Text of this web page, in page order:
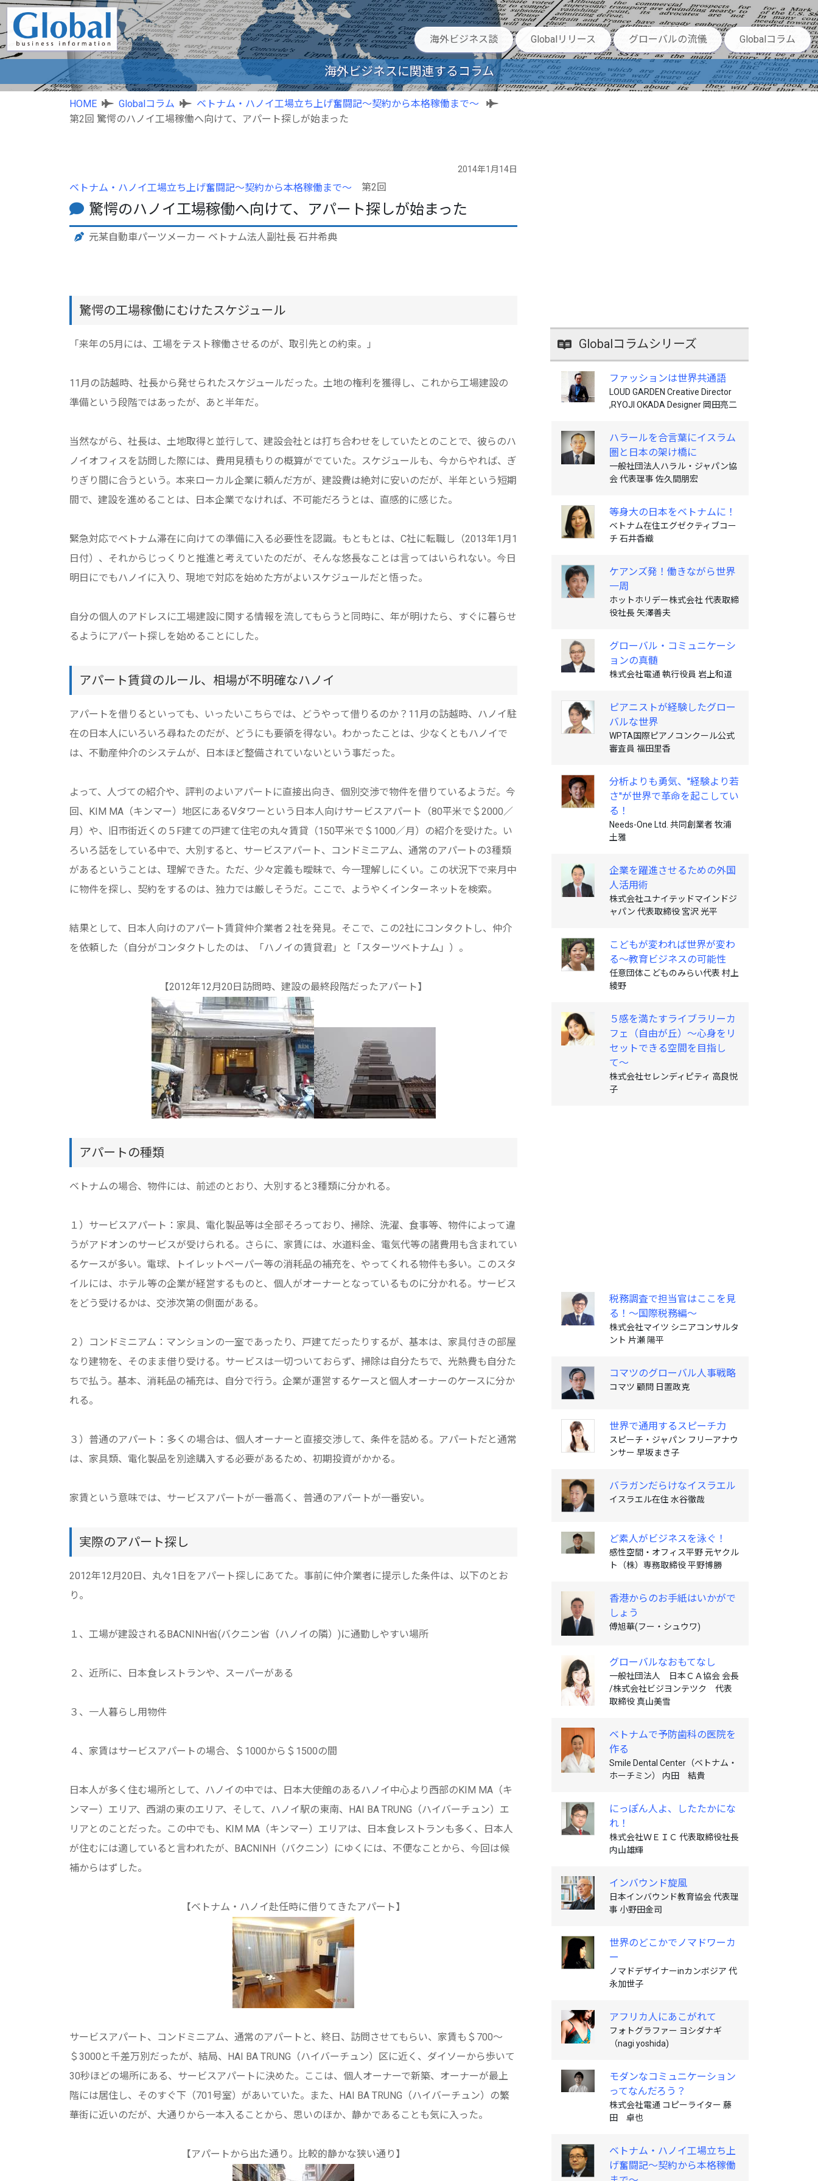
海外ビジネス談 Globalリリース グローバルの流儀 Globalコラム
海外ビジネスに関連するコラム
HOME Globalコラム
ベトナム・ハノイ工場立ち上げ奮闘記〜契約から本格稼働まで〜
第2回 驚愕のハノイ工場稼働へ向けて、アパート探しが始まった
2014年1月14日
ベトナム・ハノイ工場立ち上げ奮闘記〜契約から本格稼働まで〜 第2回
驚愕のハノイ工場稼働へ向けて、アパート探しが始まった
元某自動車パーツメーカー ベトナム法人副社長 石井希典
驚愕の工場稼働にむけたスケジュール
「来年の5月には、工場をテスト稼働させるのが、取引先との約束。」
11月の訪越時、社長から発せられたスケジュールだった。土地の権利を獲得し、これから工場建設の
準備という段階ではあったが、あと半年だ。
当然ながら、社長は、土地取得と並行して、建設会社とは打ち合わせをしていたとのことで、彼らのハ
ノイオフィスを訪問した際には、費用見積もりの概算がでていた。スケジュールも、今からやれば、ぎ
りぎり間に合うという。本来ローカル企業に頼んだ方が、建設費は絶対に安いのだが、半年という短期
間で、建設を進めることは、日本企業でなければ、不可能だろうとは、直感的に感じた。
緊急対応でベトナム滞在に向けての準備に入る必要性を認識。もともとは、C社に転職し（2013年1月1
日付）、それからじっくりと推進と考えていたのだが、そんな悠長なことは言ってはいられない。今日
明日にでもハノイに入り、現地で対応を始めた方がよいスケジュールだと悟った。
自分の個人のアドレスに工場建設に関する情報を流してもらうと同時に、年が明けたら、すぐに暮らせ
るようにアパート探しを始めることにした。
アパート賃貸のルール、相場が不明確なハノイ
アパートを借りるといっても、いったいこちらでは、どうやって借りるのか？11月の訪越時、ハノイ駐
在の日本人にいろいろ尋ねたのだが、どうにも要領を得ない。わかったことは、少なくともハノイで
は、不動産仲介のシステムが、日本ほど整備されていないという事だった。
よって、人づての紹介や、評判のよいアパートに直接出向き、個別交渉で物件を借りているようだ。今
回、KIM MA（キンマー）地区にあるVタワーという日本人向けサービスアパート（80平米で＄2000／
月）や、旧市街近くの５F建ての戸建て住宅の丸々賃貸（150平米で＄1000／月）の紹介を受けた。い
ろいろ話をしている中で、大別すると、サービスアパート、コンドミニアム、通常のアパートの3種類
があるということは、理解できた。ただ、少々定義も曖昧で、今一理解しにくい。この状況下で来月中
に物件を探し、契約をするのは、独力では厳しそうだ。ここで、ようやくインターネットを検索。
結果として、日本人向けのアパート賃貸仲介業者２社を発見。そこで、この2社にコンタクトし、仲介
を依頼した（自分がコンタクトしたのは、「ハノイの賃貸君」と「スターツベトナム」）。
【2012年12月20日訪問時、建設の最終段階だったアパート】
アパートの種類
ベトナムの場合、物件には、前述のとおり、大別すると3種類に分かれる。
１）サービスアパート：家具、電化製品等は全部そろっており、掃除、洗濯、食事等、物件によって違
うがアドオンのサービスが受けられる。さらに、家賃には、水道料金、電気代等の諸費用も含まれてい
るケースが多い。電球、トイレットペーパー等の消耗品の補充を、やってくれる物件も多い。このスタ
イルには、ホテル等の企業が経営するものと、個人がオーナーとなっているものに分かれる。サービス
をどう受けるかは、交渉次第の側面がある。
２）コンドミニアム：マンションの一室であったり、戸建てだったりするが、基本は、家具付きの部屋
なり建物を、そのまま借り受ける。サービスは一切ついておらず、掃除は自分たちで、光熱費も自分た
ちで払う。基本、消耗品の補充は、自分で行う。企業が運営するケースと個人オーナーのケースに分か
れる。
３）普通のアパート：多くの場合は、個人オーナーと直接交渉して、条件を詰める。アパートだと通常
は、家具類、電化製品を別途購入する必要があるため、初期投資がかかる。
家賃という意味では、サービスアパートが一番高く、普通のアパートが一番安い。
実際のアパート探し
2012年12月20日、丸々1日をアパート探しにあてた。事前に仲介業者に提示した条件は、以下のとお
り。
１、工場が建設されるBACNINH省(バクニン省（ハノイの隣）)に通勤しやすい場所
２、近所に、日本食レストランや、スーパーがある
３、一人暮らし用物件
４、家賃はサービスアパートの場合、＄1000から＄1500の間
日本人が多く住む場所として、ハノイの中では、日本大使館のあるハノイ中心より西部のKIM MA（キ
ンマー）エリア、西湖の東のエリア、そして、ハノイ駅の東南、HAI BA TRUNG（ハイバーチュン）エ
リアとのことだった。この中でも、KIM MA（キンマー）エリアは、日本食レストランも多く、日本人
が住むには適していると言われたが、BACNINH（バクニン）にゆくには、不便なことから、今回は候
補からはずした。
【ベトナム・ハノイ赴任時に借りてきたアパート】
サービスアパート、コンドミニアム、通常のアパートと、終日、訪問させてもらい、家賃も＄700～
＄3000と千差万別だったが、結局、HAI BA TRUNG（ハイバーチュン）区に近く、ダイソーから歩いて
30秒ほどの場所にある、サービスアパートに決めた。ここは、個人オーナーで新築、オーナーが最上
階には居住し、そのすぐ下（701号室）があいていた。また、HAI BA TRUNG（ハイバーチュン）の繁
華街に近いのだが、大通りから一本入ることから、思いのほか、静かであることも気に入った。
【アパートから出た通り。比較的静かな狭い通り】
Globalコラムシリーズ
ファッションは世界共通語
LOUD GARDEN Creative Director
,RYOJI OKADA Designer 岡田亮二
ハラールを合言葉にイスラム
圏と日本の架け橋に
一般社団法人ハラル・ジャパン協
会 代表理事 佐久間朋宏
等身大の日本をベトナムに！
ベトナム在住エグゼクティブコー
チ 石井香織
ケアンズ発！働きながら世界
一周
ホットホリデー株式会社 代表取締
役社長 矢澤善夫
グローバル・コミュニケーシ
ョンの真髄
株式会社電通 執行役員 岩上和道
ピアニストが経験したグロー
バルな世界
WPTA国際ピアノコンクール公式
審査員 福田里香
分析よりも勇気、''経験より若
さ''が世界で革命を起こしてい
る！
Needs-One Ltd. 共同創業者 牧浦
土雅
企業を躍進させるための外国
人活用術
株式会社ユナイテッドマインドジ
ャパン 代表取締役 宮沢 光平
こどもが変われば世界が変わ
る〜教育ビジネスの可能性
任意団体こどものみらい代表 村上
綾野
５感を満たすライブラリーカ
フェ（自由が丘）〜心身をリ
セットできる空間を目指し
て〜
株式会社セレンディピティ 高良悦
子
税務調査で担当官はここを見
る！～国際税務編～
株式会社マイツ シニアコンサルタ
ント 片瀬 陽平
コマツのグローバル人事戦略
コマツ 顧問 日置政克
世界で通用するスピーチ力
スピーチ・ジャパン フリーアナウ
ンサー 早坂まき子
バラガンだらけなイスラエル
イスラエル在住 水谷徹哉
ど素人がビジネスを泳ぐ！
感性空間・オフィス平野 元ヤクル
ト（株）専務取締役 平野博勝
香港からのお手紙はいかがで
しょう
傅旭華(フー・シュウワ)
グローバルなおもてなし
一般社団法人 日本ＣＡ協会 会長
/株式会社ビジヨンテツク 代表
取締役 真山美雪
ベトナムで予防歯科の医院を
作る
Smile Dental Center（ベトナム・
ホーチミン） 内田 結貴
にっぽん人よ、したたかにな
れ！
株式会社ＷＥＩＣ 代表取締役社長
内山雄輝
インバウンド旋風
日本インバウンド教育協会 代表理
事 小野田金司
世界のどこかでノマドワーカ
ー
ノマドデザイナーinカンボジア 代
永加世子
アフリカ人にあこがれて
フォトグラファー ヨシダナギ
（nagi yoshida)
モダンなコミュニケーション
ってなんだろう？
株式会社電通 コピーライター 藤
田 卓也
ベトナム・ハノイ工場立ち上
げ奮闘記〜契約から本格稼働